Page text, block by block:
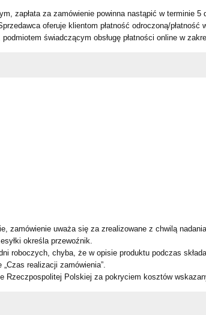
zapłata za zamówienie powinna nastąpić w terminie
oferuje klientom płatność odroczoną/płatność
świadczącym obsługę płatności online w
zamówienie uważa się za zrealizowane z chwilą
określa przewoźnik.
roboczych, chyba, że w opisie produktu podczas
realizacji zamówienia”.
Rzeczpospolitej Polskiej za pokryciem kosztów